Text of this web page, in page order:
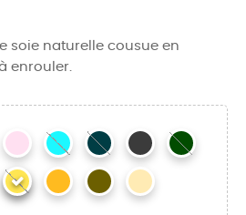
soie naturelle cousue en
enrouler.